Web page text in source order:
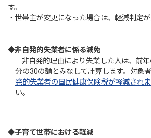
す。
・世帯主が変更になった場合は、軽減判定が
◆非自発的失業者に係る減免
非自発的理由により失業した人は、前
分の30の額とみなして計算します。対象
発的失業者の国民健康保険税が軽減され
い。
◆子育て世帯における軽減